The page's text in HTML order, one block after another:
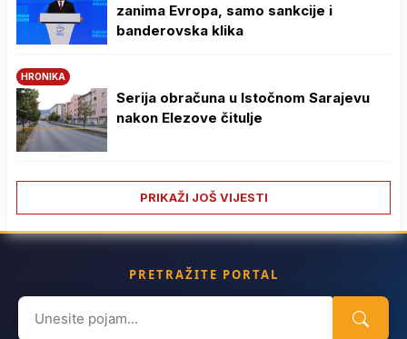
zanima Evropa, samo sankcije i
banderovska klika
HRONIKA
Serija obračuna u Istočnom Sarajevu
nakon Elezove čitulje
PRIKAŽI JOŠ VIJESTI
PRETRAŽITE PORTAL
Search
for: